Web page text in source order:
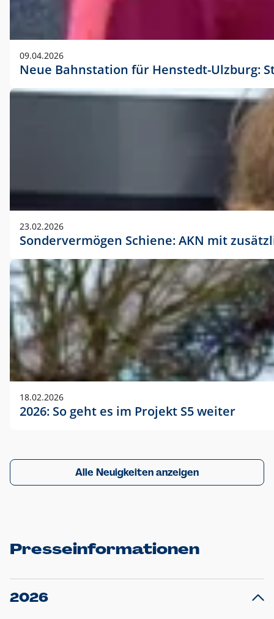
09.04.2026
Neue Bahnstation für Henstedt-Ulzburg:
23.02.2026
Sondervermögen Schiene: AKN mit
18.02.2026
2026: So geht es im Projekt S5 weiter
Alle Neuigkeiten anzeigen
Presseinformationen
2026